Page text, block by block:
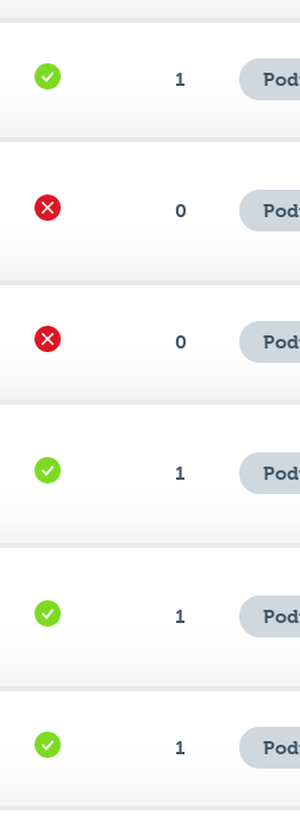
1
0
0
1
1
1